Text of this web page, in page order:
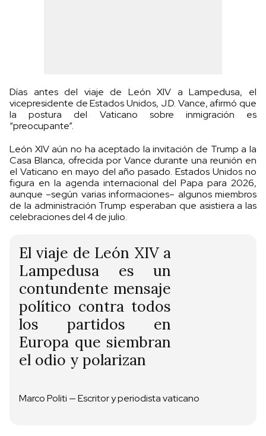
Días antes del viaje de León XIV a Lampedusa, el
vicepresidente de Estados Unidos, J.D. Vance, afirmó que
la postura del Vaticano sobre inmigración es
“preocupante”.
León XIV aún no ha aceptado la invitación de Trump a la
Casa Blanca, ofrecida por Vance durante una reunión en
el Vaticano en mayo del año pasado. Estados Unidos no
figura en la agenda internacional del Papa para 2026,
aunque –según varias informaciones– algunos miembros
de la administración Trump esperaban que asistiera a las
celebraciones del 4 de julio.
El viaje de León XIV a
Lampedusa es un
contundente mensaje
político contra todos
los partidos en
Europa que siembran
el odio y polarizan
Marco Politi — Escritor y periodista vaticano